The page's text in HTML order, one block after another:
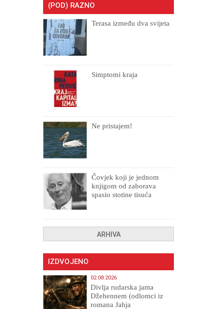
(POD) RAZNO
Terasa između dva svijeta
Simptomi kraja
Ne pristajem!
Čovjek koji je jednom
knjigom od zaborava
spasio stotine tisuća
ARHIVA
IZDVOJENO
02.08.2026
Divlja rudarska jama
Džehennem (odlomci iz
romana Jahja